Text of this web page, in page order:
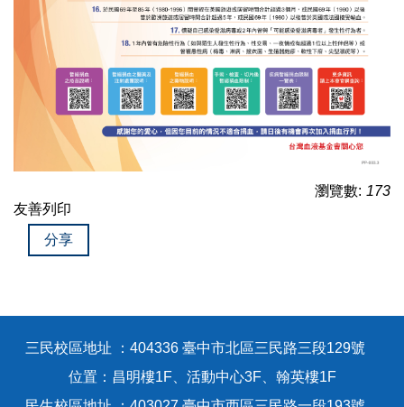
瀏覽數: 173
友善列印
分享
三民校區地址 ：404336 臺中市北區三民路三段129號
位置：昌明樓1F、活動中心3F、翰英樓1F